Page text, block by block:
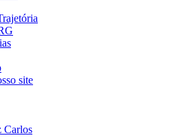
site
Carlos